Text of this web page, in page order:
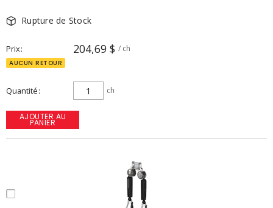
Rupture de Stock
Prix 204,69 $ / ch
AUCUN RETOUR
Quantité ch
AJOUTER AU
PANIER